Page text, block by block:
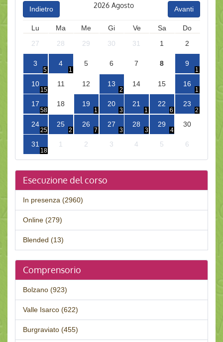
Indietro 2026 Agosto Avanti
Lu Ma Me Gi Ve Sa
Do
27
28 29 30 31 1 2
3
5
4
1
5 6 7 8 9
1
10
15
11 12 13
2
14 15 16
1
17
58
18 19
1
20
3
21
1
22
6
23
2
24
25
25
2
26
7
27
3
28
3
29
4
30
31
18
1 2 3 4 5 6
Esecuzione del corso
In presenza (2960)
Online (279)
Blended (13)
Comprensorio
Bolzano (923)
Valle Isarco (622)
Burgraviato (455)